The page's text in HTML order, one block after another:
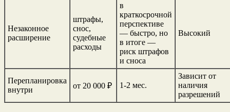
Незаконное
расширение
штрафы,
снос,
судебные
расходы
в
краткосрочной
перспективе
— быстро, но
в итоге —
риск штрафов
и сноса
Высокий
Перепланировка
внутри
от 20 000 ₽ 1-2 мес.
Зависит от
наличия
разрешений